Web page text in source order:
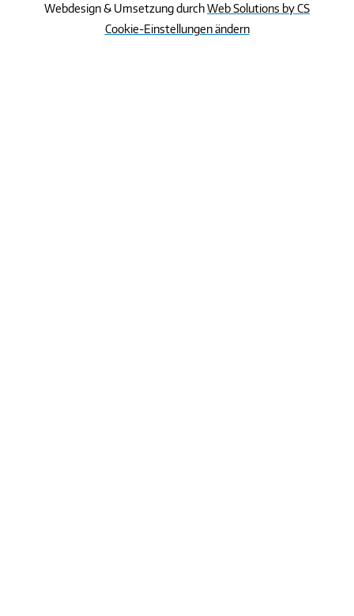
Webdesign & Umsetzung durchWeb Solutions by CS
Cookie-Einstellungen ändern